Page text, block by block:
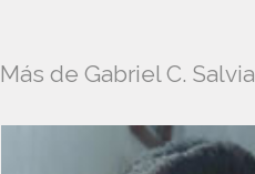
Más de Gabriel C. Salvia